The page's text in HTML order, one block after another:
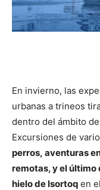
En invierno, las
urbanas a trineos
dentro del ámbito
Excursiones de
perros, aventuras
remotas, y el último
hielo de Isortoq en